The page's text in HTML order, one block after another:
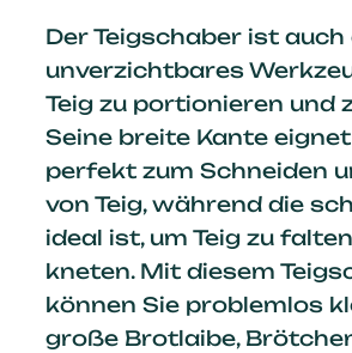
Der Teigschaber ist auch
unverzichtbares
Teig zu portionieren und
Seine breite Kante
perfekt zum Schneiden
von Teig, während die
ideal ist, um Teig zu
kneten. Mit diesem
können Sie problemlos
große Brotlaibe,